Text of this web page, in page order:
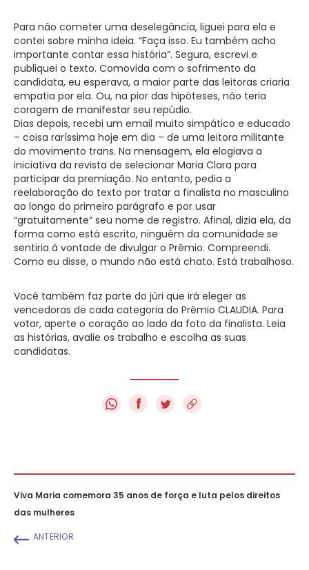
Para não cometer uma deselegância, liguei para ela e
contei sobre minha ideia. “Faça isso. Eu também acho
importante contar essa história”. Segura, escrevi e
publiquei o texto. Comovida com o sofrimento da
candidata, eu esperava, a maior parte das leitoras criaria
empatia por ela. Ou, na pior das hipóteses, não teria
coragem de manifestar seu repúdio.
Dias depois, recebi um email muito simpático e educado
– coisa raríssima hoje em dia – de uma leitora militante
do movimento trans. Na mensagem, ela elogiava a
iniciativa da revista de selecionar Maria Clara para
participar da premiação. No entanto, pedia a
reelaboração do texto por tratar a finalista no masculino
ao longo do primeiro parágrafo e por usar
“gratuitamente” seu nome de registro. Afinal, dizia ela, da
forma como está escrito, ninguém da comunidade se
sentiria à vontade de divulgar o Prêmio. Compreendi.
Como eu disse, o mundo não está chato. Está trabalhoso.
Você também faz parte do júri que irá eleger as
vencedoras de cada categoria do Prêmio CLAUDIA. Para
votar, aperte o coração ao lado da foto da finalista. Leia
as histórias, avalie os trabalho e escolha as suas
candidatas.
f
Viva Maria comemora 35 anos de força e luta pelos direitos
das mulheres
ANTERIOR